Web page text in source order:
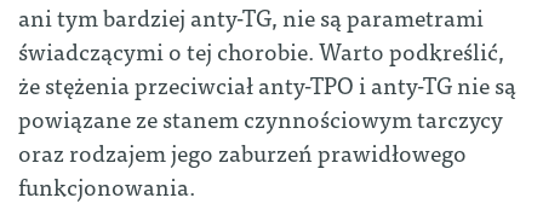
ani tym bardziej anty-TG, nie są parametrami
świadczącymi o tej chorobie. Warto podkreślić,
że stężenia przeciwciał anty-TPO i anty-TG nie są
powiązane ze stanem czynnościowym tarczycy
oraz rodzajem jego zaburzeń prawidłowego
funkcjonowania.